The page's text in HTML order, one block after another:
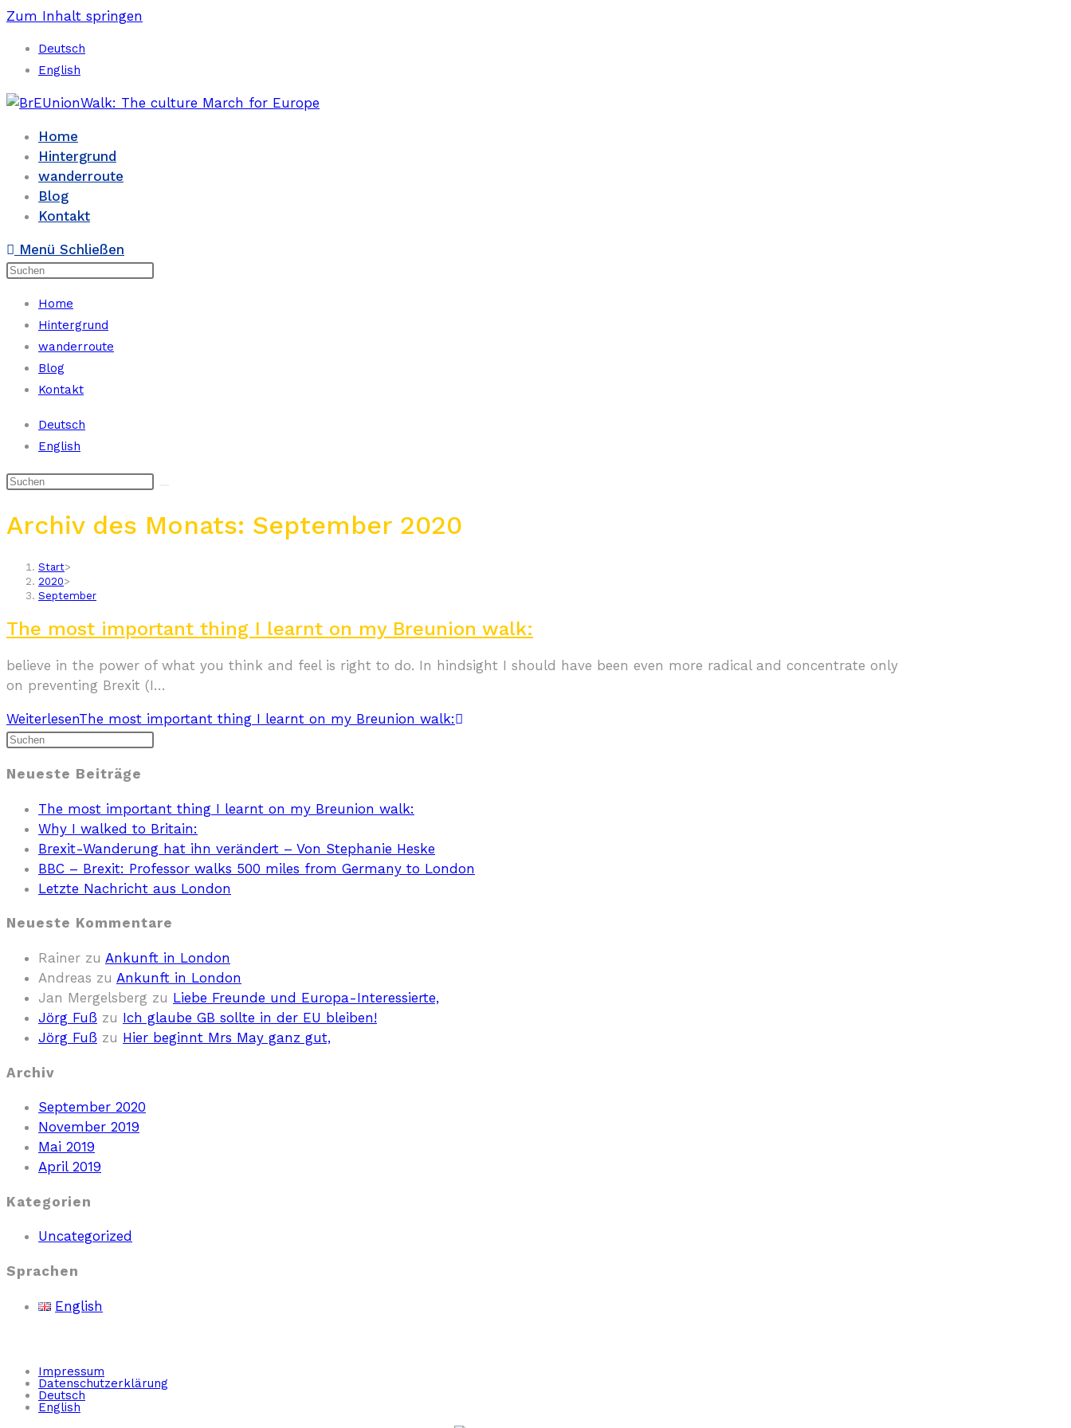
Zum Inhalt springen
Deutsch
English
Home
Hintergrund
wanderroute
Blog
Kontakt
Menü Schließen
Home
Hintergrund
wanderroute
Blog
Kontakt
Deutsch
English
Archiv des Monats: September 2020
Start>
2020>
September
The most important thing I learnt on my Breunion walk:
believe in the power of what you think and feel is right to do. In hindsight I should have been even more radical and concentrate only
on preventing Brexit (I…
WeiterlesenThe most important thing I learnt on my Breunion walk:
Neueste Beiträge
The most important thing I learnt on my Breunion walk:
Why I walked to Britain:
Brexit-Wanderung hat ihn verändert – Von Stephanie Heske
BBC – Brexit: Professor walks 500 miles from Germany to London
Letzte Nachricht aus London
Neueste Kommentare
Rainer zu Ankunft in London
Andreas zu Ankunft in London
Jan Mergelsberg zu Liebe Freunde und Europa-Interessierte,
Jörg Fuß zu Ich glaube GB sollte in der EU bleiben!
Jörg Fuß zu Hier beginnt Mrs May ganz gut,
Archiv
September 2020
November 2019
Mai 2019
April 2019
Kategorien
Uncategorized
Sprachen
English
Impressum
Datenschutzerklärung
Deutsch
English